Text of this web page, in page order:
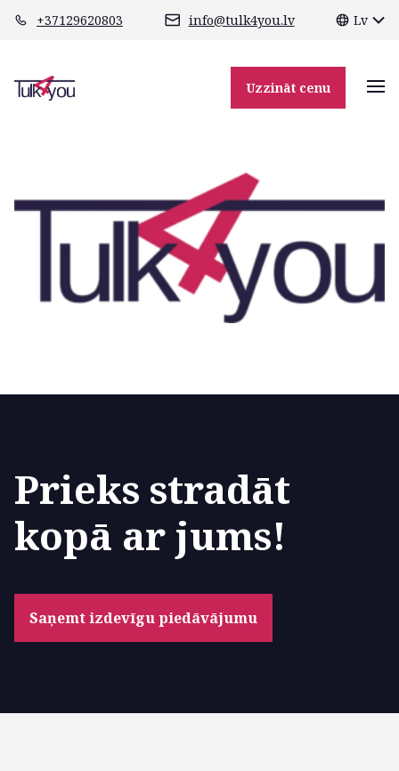
+37129620803 info@tulk4you.lv Lv
Uzzināt cenu
class="header-margin " role="main"
tulk4you
12.12.2021
Prieks stradāt
kopā ar jums!
Saņemt izdevīgu piedāvājumu